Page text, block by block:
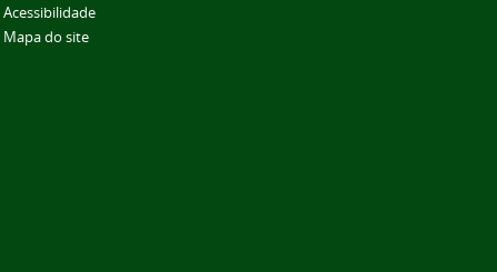
Acessibilidade
Mapa do site